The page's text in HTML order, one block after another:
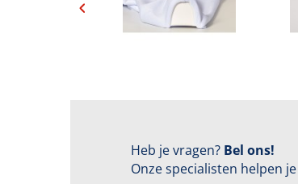
Heb je vragen? Bel ons!
Onze specialisten helpen